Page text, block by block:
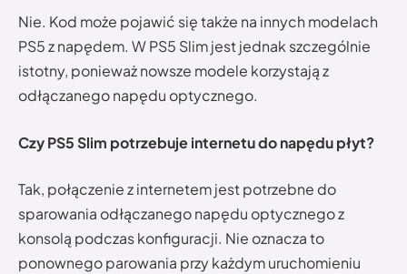
Nie. Kod może pojawić się także na innych modelach
PS5 z napędem. W PS5 Slim jest jednak szczególnie
istotny, ponieważ nowsze modele korzystają z
odłączanego napędu optycznego.
Czy PS5 Slim potrzebuje internetu do napędu płyt?
Tak, połączenie z internetem jest potrzebne do
sparowania odłączanego napędu optycznego z
konsolą podczas konfiguracji. Nie oznacza to
ponownego parowania przy każdym uruchomieniu